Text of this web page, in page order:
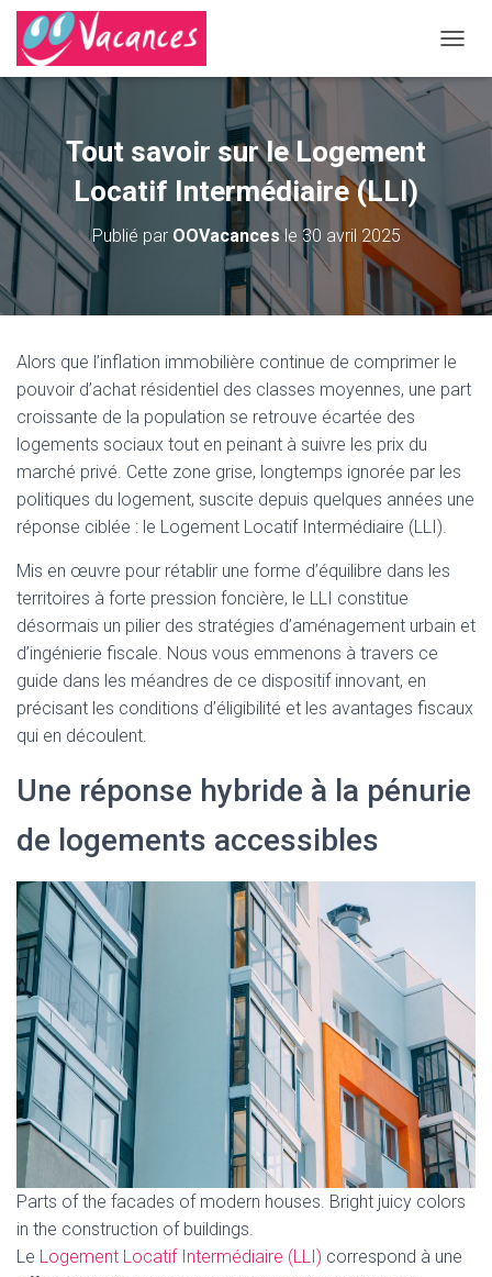
É
P
I
L
A
A
T
I
Tout savoir sur le Logement
Locatif Intermédiaire (LLI)
Publié par OOVacancesle 30 avril 2025
Alors que l’inflation immobilière continue de comprimer le
pouvoir d’achat résidentiel des classes moyennes, une part
croissante de la population se retrouve écartée des
logements sociaux tout en peinant à suivre les prix du
marché privé. Cette zone grise, longtemps ignorée par les
politiques du logement, suscite depuis quelques années une
réponse ciblée : le Logement Locatif Intermédiaire (LLI).
Mis en œuvre pour rétablir une forme d’équilibre dans les
territoires à forte pression foncière, le LLI constitue
désormais un pilier des stratégies d’aménagement urbain et
d’ingénierie fiscale. Nous vous emmenons à travers ce
guide dans les méandres de ce dispositif innovant, en
précisant les conditions d’éligibilité et les avantages fiscaux
qui en découlent.
Une réponse hybride à la pénurie
de logements accessibles
Parts of the facades of modern houses. Bright juicy colors
in the construction of buildings.
Le Logement Locatif Intermédiaire (LLI) correspond à une